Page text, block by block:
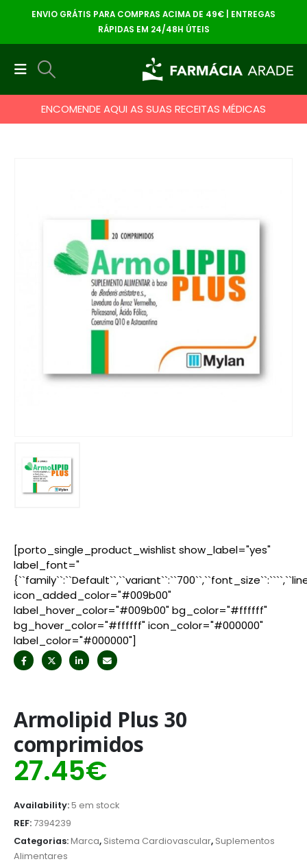
ENVIO GRÁTIS PARA COMPRAS ACIMA DE 49€ | ENTREGAS
RÁPIDAS EM 24/48H ÚTEIS
ENCOMENDE AQUI AS SUAS RECEITAS MÉDICAS
[porto_single_product_wishlist show_label="yes"
label_font="
icon_added_color="#009b00"
label_hover_color="#009b00" bg_color="#ffffff"
bg_hover_color="#ffffff" icon_color="#000000"
label_color="#000000"]
Armolipid Plus 30
comprimidos
27.45€
Availability:5 em stock
REF: 7394239
Categorias:Marca, Sistema Cardiovascular, Suplementos
Alimentares